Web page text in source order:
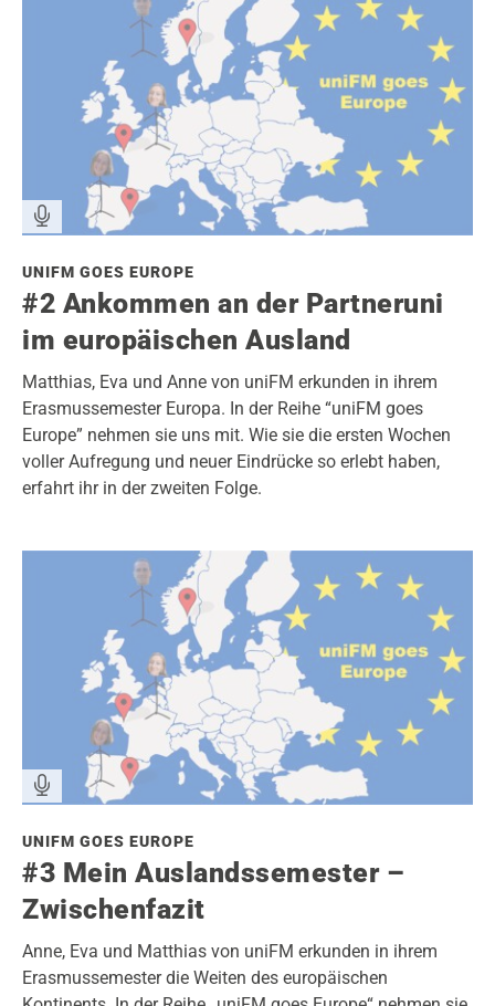
UNIFM GOES EUROPE
#2 Ankommen an der Partneruni
im europäischen Ausland
Matthias, Eva und Anne von uniFM erkunden in ihrem
Erasmussemester Europa. In der Reihe “uniFM goes
Europe” nehmen sie uns mit. Wie sie die ersten Wochen
voller Aufregung und neuer Eindrücke so erlebt haben,
erfahrt ihr in der zweiten Folge.
UNIFM GOES EUROPE
#3 Mein Auslandssemester –
Zwischenfazit
Anne, Eva und Matthias von uniFM erkunden in ihrem
Erasmussemester die Weiten des europäischen